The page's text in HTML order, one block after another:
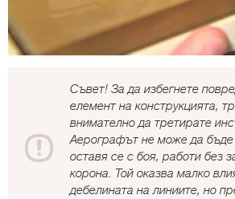
Съвет! За да избегнете
елемент на конструкцията,
внимателно да третирате
Аерографът не може да бъде
оставя се с боя, работи без
корона. Той оказва малко
дебелината на линиите, но